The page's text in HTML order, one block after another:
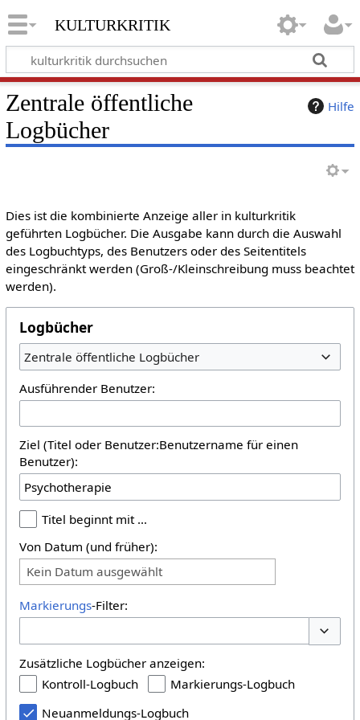
kulturkritik
Hilfe
Zentrale öffentliche
Logbücher
Dies ist die kombinierte Anzeige aller in kulturkritik
geführten Logbücher. Die Ausgabe kann durch die Auswahl
des Logbuchtyps, des Benutzers oder des Seitentitels
eingeschränkt werden (Groß-/Kleinschreibung muss beachtet
werden).
Logbücher
Zentrale öffentliche Logbücher
Ausführender Benutzer:
Ziel (Titel oder Benutzer:Benutzername für einen
Benutzer):
Titel beginnt mit …
Von Datum (und früher):
Kein Datum ausgewählt
Markierungs-Filter:
Zusätzliche Logbücher anzeigen:
Kontroll-Logbuch
Markierungs-Logbuch
Neuanmeldungs-Logbuch